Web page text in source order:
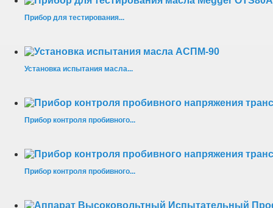
Прибор для тестирования...
Установка испытания масла...
Прибор контроля пробивного...
Прибор контроля пробивного...